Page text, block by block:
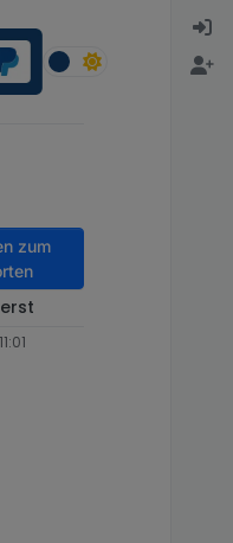
zum